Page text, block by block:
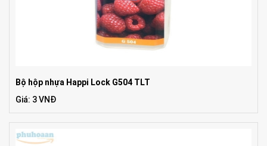
Bộ hộp nhựa Happi Lock G504 TLT
Giá: 3 VNĐ